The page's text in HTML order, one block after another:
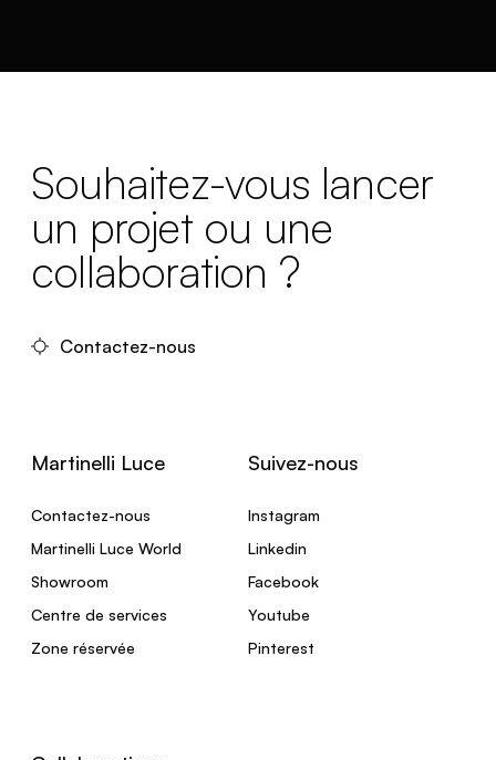
Souhaitez-vous lancer
un projet ou une
collaboration ?
Contactez-nous
Martinelli Luce
Contactez-nous
Martinelli Luce World
Showroom
Centre de services
Zone réservée
Suivez-nous
Instagram
Linkedin
Facebook
Youtube
Pinterest